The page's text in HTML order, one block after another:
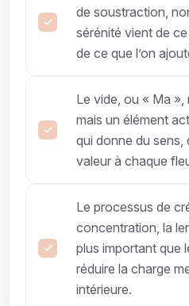
de soustraction,
sérénité vient de
de ce que l’on
Le vide, ou « Ma »,
mais un élément
qui donne du sens,
valeur à chaque
Le processus de
concentration, la
plus important que
réduire la charge
intérieure.